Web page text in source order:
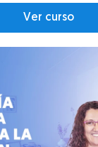
Ver curso